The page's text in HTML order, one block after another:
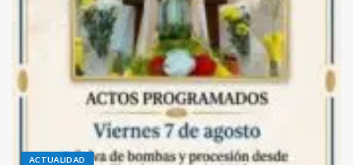
ACTUALIDAD